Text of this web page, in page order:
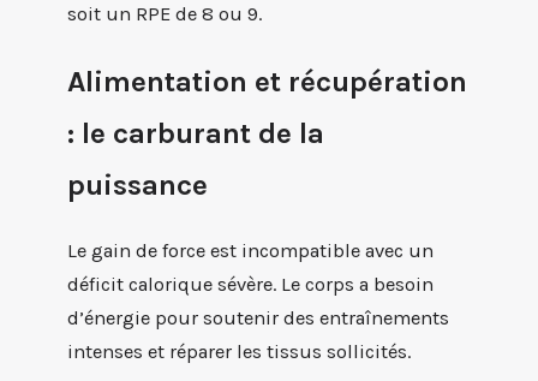
soit un RPE de 8 ou 9.
Alimentation et récupération
: le carburant de la
puissance
Le gain de force est incompatible avec un
déficit calorique sévère. Le corps a besoin
d’énergie pour soutenir des entraînements
intenses et réparer les tissus sollicités.